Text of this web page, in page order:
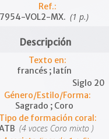
Ref.:
7954-VOL2-MX. (1 p.)
Descripción
Texto en:
francés ; latín
Siglo 20
Género/Estilo/Forma:
Sagrado ; Coro
Tipo de formación coral:
(4 voces Coro mixto )